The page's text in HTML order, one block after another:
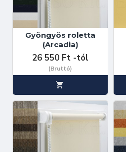
Gyöngyös roletta
(Arcadia)
26 550 Ft -tól
(Bruttó)